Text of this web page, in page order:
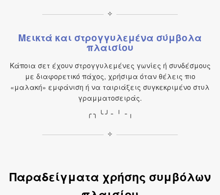
✧
Μεικτά και στρογγυλεμένα σύμβολα
πλαισίου
Κάποια σετ έχουν στρογγυλεμένες γωνίες ή συνδέσμους
με διαφορετικό πάχος, χρήσιμα όταν θέλεις πιο
«μαλακή» εμφάνιση ή να ταιριάξεις συγκεκριμένο στυλ
γραμματοσειράς.
╭ ╮ ╰ ╯ ╴ ╵ ╶ ╷
✧
Παραδείγματα χρήσης συμβόλων